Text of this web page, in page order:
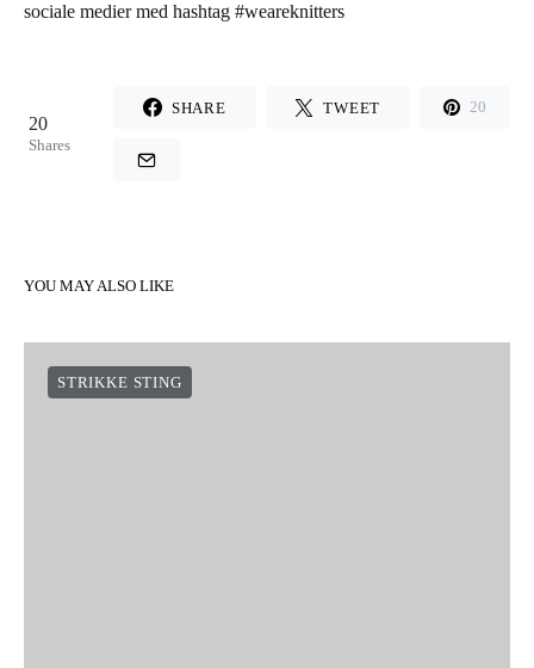
sociale medier med hashtag #weareknitters
20
Shares
SHARE TWEET 20
YOU MAY ALSO LIKE
STRIKKE STING